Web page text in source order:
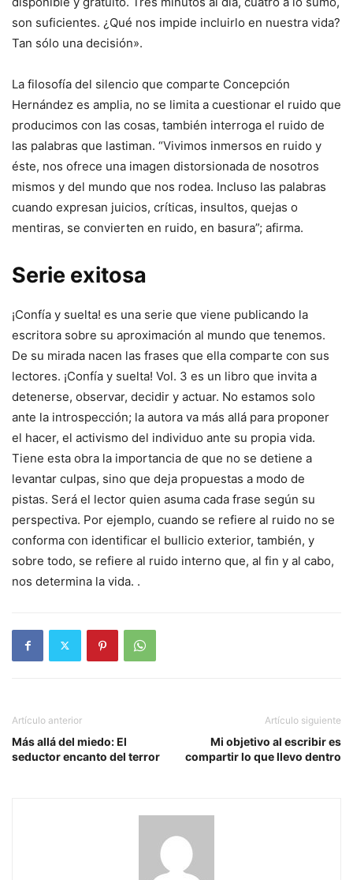
son suficientes. ¿Qué nos impide incluirlo en nuestra vida?
Tan sólo una decisión».
La filosofía del silencio que comparte Concepción
Hernández es amplia, no se limita a cuestionar el ruido que
producimos con las cosas, también interroga el ruido de
las palabras que lastiman. “Vivimos inmersos en ruido y
éste, nos ofrece una imagen distorsionada de nosotros
mismos y del mundo que nos rodea. Incluso las palabras
cuando expresan juicios, críticas, insultos, quejas o
mentiras, se convierten en ruido, en basura”; afirma.
Serie exitosa
¡Confía y suelta! es una serie que viene publicando la
escritora sobre su aproximación al mundo que tenemos.
De su mirada nacen las frases que ella comparte con sus
lectores. ¡Confía y suelta! Vol. 3 es un libro que invita a
detenerse, observar, decidir y actuar. No estamos solo
ante la introspección; la autora va más allá para proponer
el hacer, el activismo del individuo ante su propia vida.
Tiene esta obra la importancia de que no se detiene a
levantar culpas, sino que deja propuestas a modo de
pistas. Será el lector quien asuma cada frase según su
perspectiva. Por ejemplo, cuando se refiere al ruido no se
conforma con identificar el bullicio exterior, también, y
sobre todo, se refiere al ruido interno que, al fin y al cabo,
nos determina la vida. .
Artículo anterior
Más allá del miedo: El
seductor encanto del terror
Artículo siguiente
Mi objetivo al escribir es
compartir lo que llevo dentro